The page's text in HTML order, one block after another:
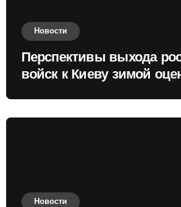
Новости
Перспективы выхода
войск к Киеву зимой
Новости